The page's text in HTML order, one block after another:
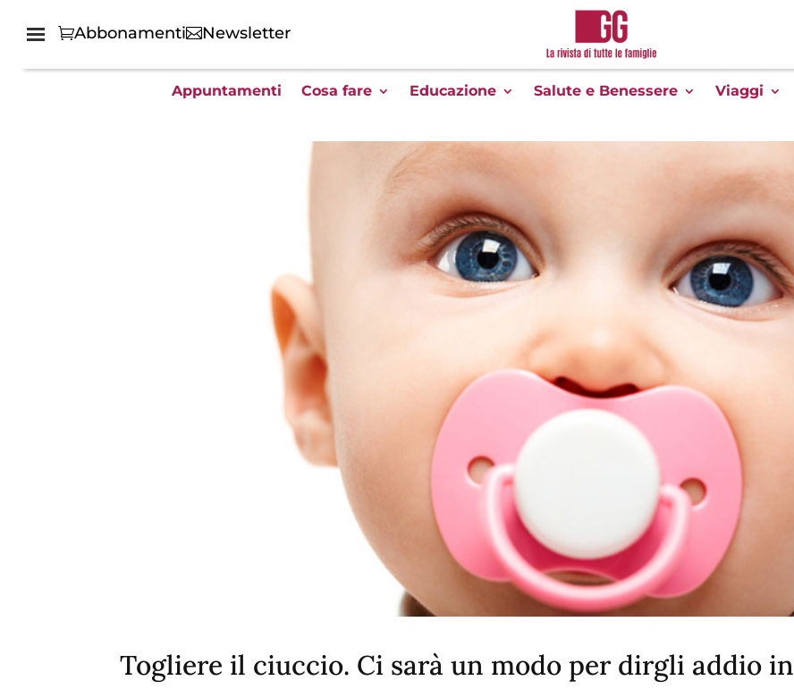
Abbonamenti Newsletter
Appuntamenti Cosa fare Educazione Salute e Benessere Viaggi
Togliere il ciuccio. Ci sarà un modo per dirgli addio in